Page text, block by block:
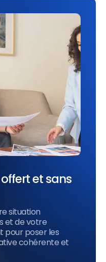
et sans
situation
et de votre
pour poser les
cohérente et